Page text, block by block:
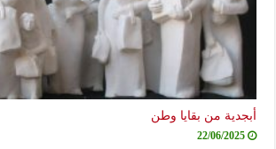
أبجدية من بقايا وطن
22/06/2025